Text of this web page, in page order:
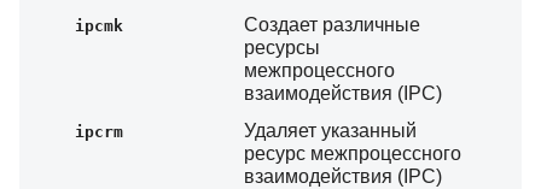
ipcmk
Создает различные
ресурсы
межпроцессного
взаимодействия (IPC)
ipcrm
Удаляет указанный
ресурс межпроцессного
взаимодействия (IPC)